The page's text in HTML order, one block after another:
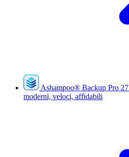
Ashampoo® Backup Pro 27
moderni, veloci, affidabili